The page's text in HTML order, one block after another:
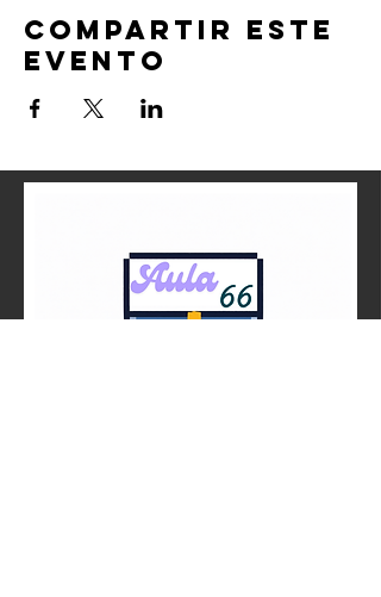
Compartir este
evento